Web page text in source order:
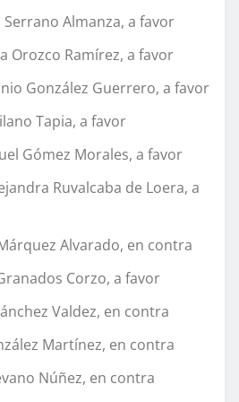
Almanza, a favor
Orozco Ramírez, a favor
González Guerrero, a favor
Tapia, a favor
Gómez Morales, a favor
Ruvalcaba de Loera, a
Alvarado, en contra
Corzo, a favor
Valdez, en contra
Martínez, en contra
Núñez, en contra